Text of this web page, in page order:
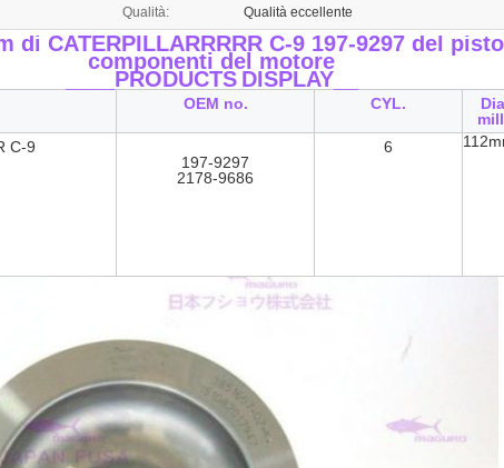
Qualità: Qualità eccellente
di CATERPILLARRRRR C-9 197-9297 del
componenti del motore
____PRODUCTS DISPLAY__
OEM no. CYL.
C-9
197-9297
2178-9686
6